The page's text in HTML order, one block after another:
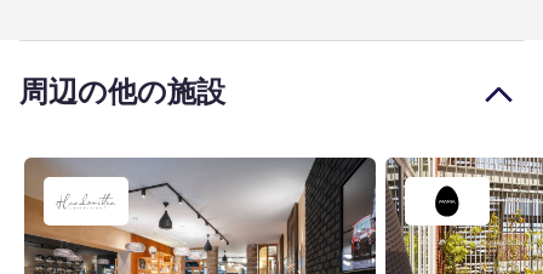
周辺の他の施設